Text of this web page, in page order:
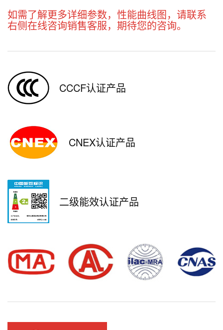
如需了解更多详细参数，性能曲线图，请联系
右侧在线咨询销售客服，期待您的咨询。
CCCF认证产品
CNEX认证产品
二级能效认证产品